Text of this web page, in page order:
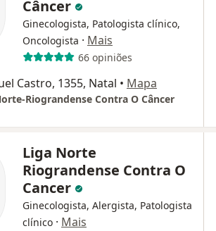
Câncer
Ginecologista, Patologista clínico,
Oncologista · Mais
66 opiniões
Castro, 1355, Natal • Mapa
Riograndense Contra O Câncer
Liga Norte
Riograndense Contra O
Cancer
Ginecologista, Alergista, Patologista
clínico · Mais